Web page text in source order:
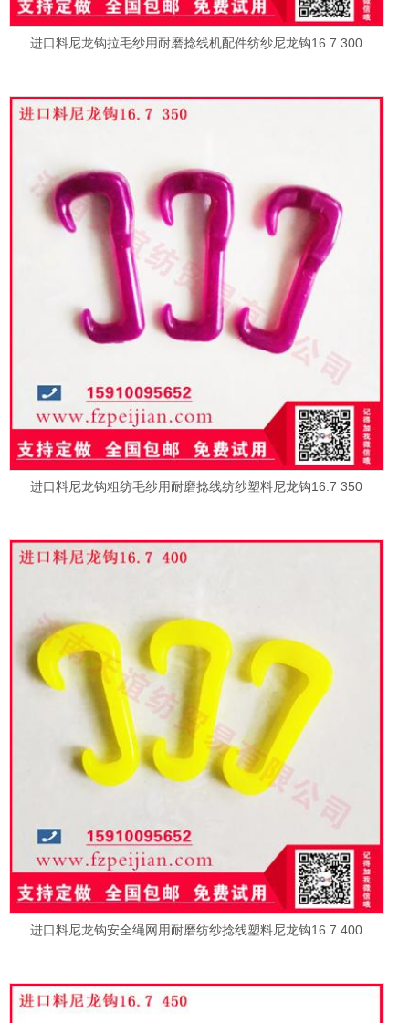
进口料尼龙钩拉毛纱用耐磨捻线机配件纺纱尼龙钩16.7 300
进口料尼龙钩粗纺毛纱用耐磨捻线纺纱塑料尼龙钩16.7 350
进口料尼龙钩安全绳网用耐磨纺纱捻线塑料尼龙钩16.7 400